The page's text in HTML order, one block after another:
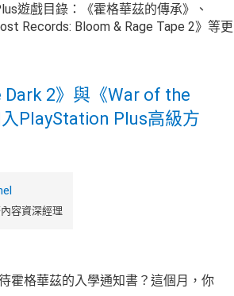
Dark 2》與《War of the
PlayStation Plus高級方
容資深經理
霍格華茲的入學通知書？這個月，你